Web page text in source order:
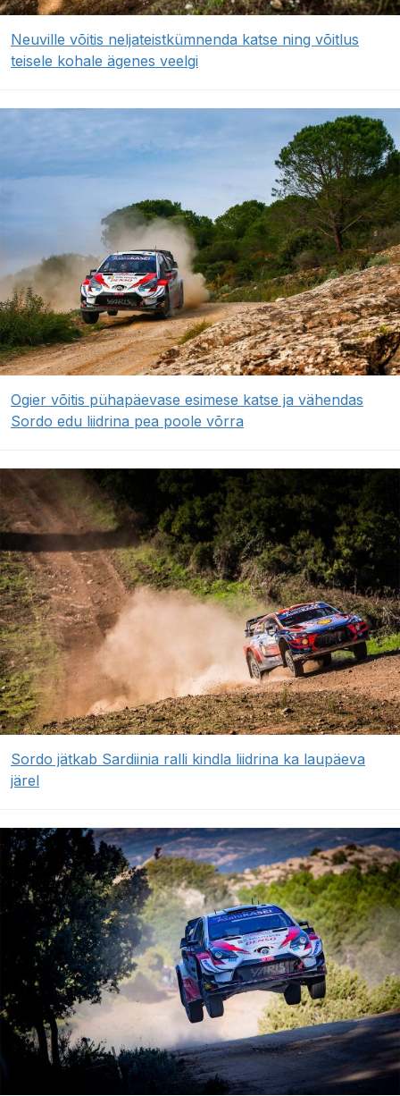
Neuville võitis neljateistkümnenda katse ning võitlus
teisele kohale ägenes veelgi
Ogier võitis pühapäevase esimese katse ja vähendas
Sordo edu liidrina pea poole võrra
Sordo jätkab Sardiinia ralli kindla liidrina ka laupäeva
järel